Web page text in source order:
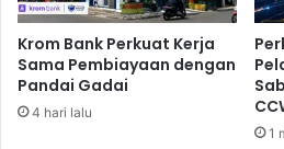
p
e
d
u
i
P
I
S
e
Krom Bank Perkuat Kerja
Sama Pembiayaan dengan
Pandai Gadai
4 hari lalu
1